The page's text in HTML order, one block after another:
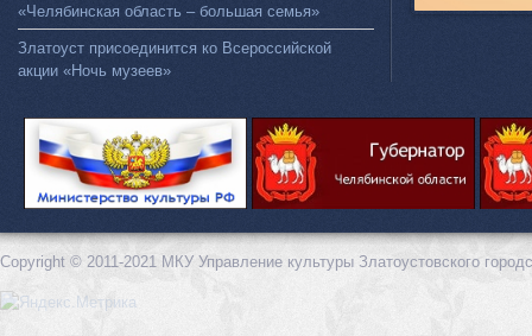
«Челябинская область – большая семья»
Златоуст присоединится ко Всероссийской
акции «Ночь музеев»
Copyright © 2011-2021 МКУ Управление культуры Златоустовского